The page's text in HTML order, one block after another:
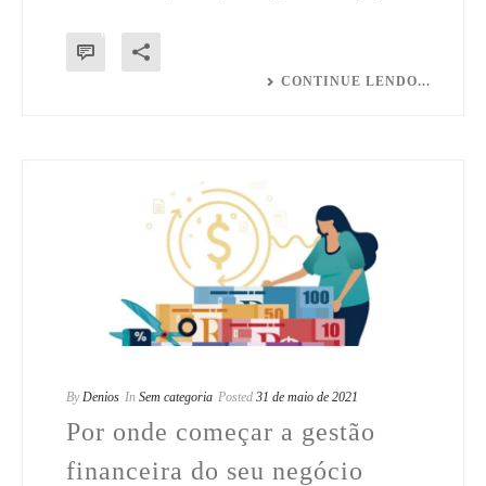
0
CONTINUE LENDO...
By Denios In Sem categoria Posted 31 de maio de 2021
Por onde começar a gestão
financeira do seu negócio